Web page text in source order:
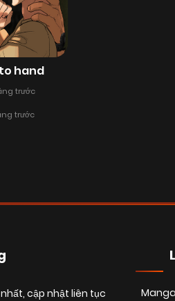
to hand
trước
trước
cập nhật liên tục
Manga